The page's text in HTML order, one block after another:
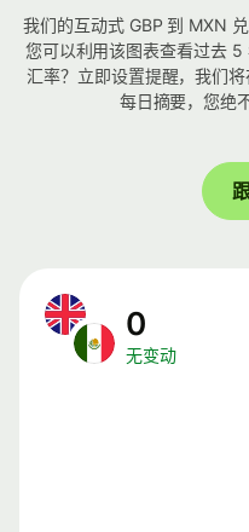
我们的互动式 GBP 到 MXN
您可以利用该图表查看过去
汇率？立即设置提醒，我们
每日摘要，您绝
0
无变动